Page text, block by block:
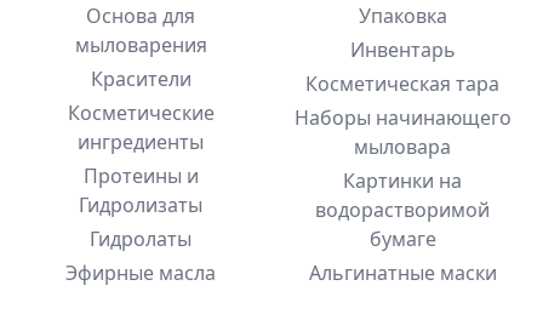
Основа для
мыловарения
Красители
Косметические
ингредиенты
Протеины и
Гидролизаты
Гидролаты
Эфирные масла
Упаковка
Инвентарь
Косметическая тара
Наборы начинающего
мыловара
Картинки на
водорастворимой
бумаге
Альгинатные маски